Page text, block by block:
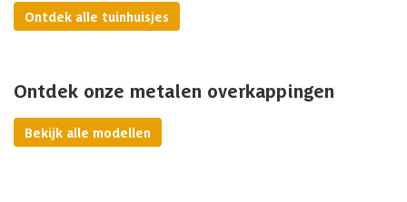
Ontdek alle tuinhuisjes
Ontdek onze metalen overkappingen
Bekijk alle modellen